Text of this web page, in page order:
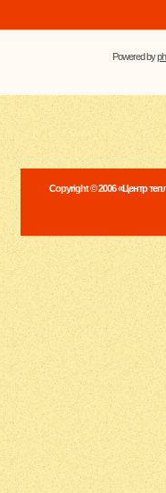
Powered by
Copyright © 2006 «Центр